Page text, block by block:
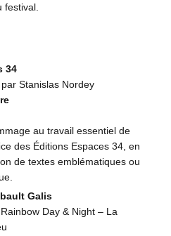
34
Stanislas Nordey
au travail essentiel de
des Éditions Espaces 34, en
de textes emblématiques ou
Galis
Day & Night – La